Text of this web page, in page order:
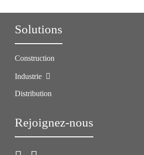
Solutions
Construction
Industrie
Distribution
Rejoignez-nous